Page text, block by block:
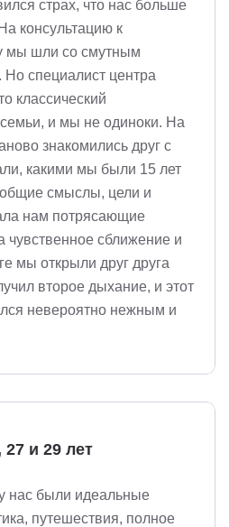
страх, что нас больше
консультацию к
мы шли со смутным
Но специалист центра
классический
и мы не одиноки. На
знакомились друг с
какими мы были 15 лет
смыслы, цели и
нам потрясающие
сближение и
мы открыли друг друга
второе дыхание, и этот
невероятно нежным и
и 29 лет
нас были идеальные
путешествия, полное